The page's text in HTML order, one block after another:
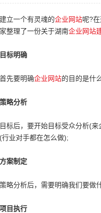
立一个有灵魂的企业网站呢?
整理了一份关于湖南企业网站
标明确
要明确企业网站的目的是什
略分析
后，要开始目标受众分析(来
业对手都在怎么做);
案制定
分析后，需要明确我们要做什
目执行